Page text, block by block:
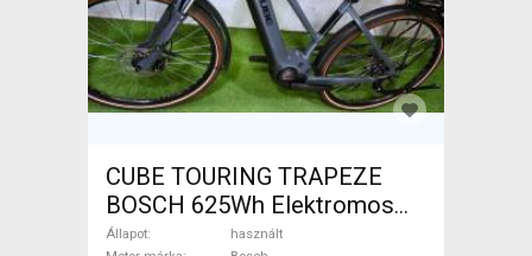
CUBE TOURING TRAPEZE
BOSCH 625Wh Elektromos
Trekking/cross 25 km/h
Állapot
használt